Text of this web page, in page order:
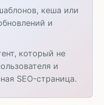
кеша или
и
который не
и
SEO-страница.